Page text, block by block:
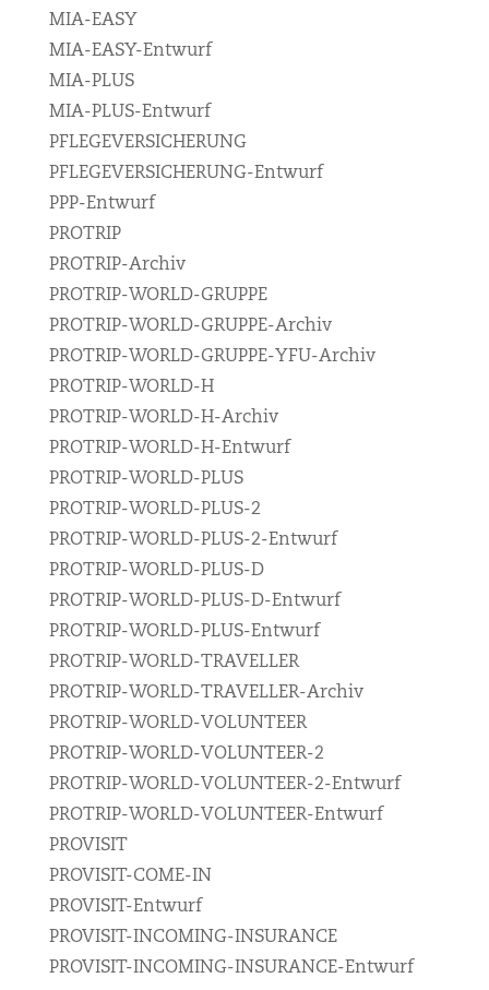
MIA-EASY
MIA-EASY-Entwurf
MIA-PLUS
MIA-PLUS-Entwurf
PFLEGEVERSICHERUNG
PFLEGEVERSICHERUNG-Entwurf
PPP-Entwurf
PROTRIP
PROTRIP-Archiv
PROTRIP-WORLD-GRUPPE
PROTRIP-WORLD-GRUPPE-Archiv
PROTRIP-WORLD-GRUPPE-YFU-Archiv
PROTRIP-WORLD-H
PROTRIP-WORLD-H-Archiv
PROTRIP-WORLD-H-Entwurf
PROTRIP-WORLD-PLUS
PROTRIP-WORLD-PLUS-2
PROTRIP-WORLD-PLUS-2-Entwurf
PROTRIP-WORLD-PLUS-D
PROTRIP-WORLD-PLUS-D-Entwurf
PROTRIP-WORLD-PLUS-Entwurf
PROTRIP-WORLD-TRAVELLER
PROTRIP-WORLD-TRAVELLER-Archiv
PROTRIP-WORLD-VOLUNTEER
PROTRIP-WORLD-VOLUNTEER-2
PROTRIP-WORLD-VOLUNTEER-2-Entwurf
PROTRIP-WORLD-VOLUNTEER-Entwurf
PROVISIT
PROVISIT-COME-IN
PROVISIT-Entwurf
PROVISIT-INCOMING-INSURANCE
PROVISIT-INCOMING-INSURANCE-Entwurf